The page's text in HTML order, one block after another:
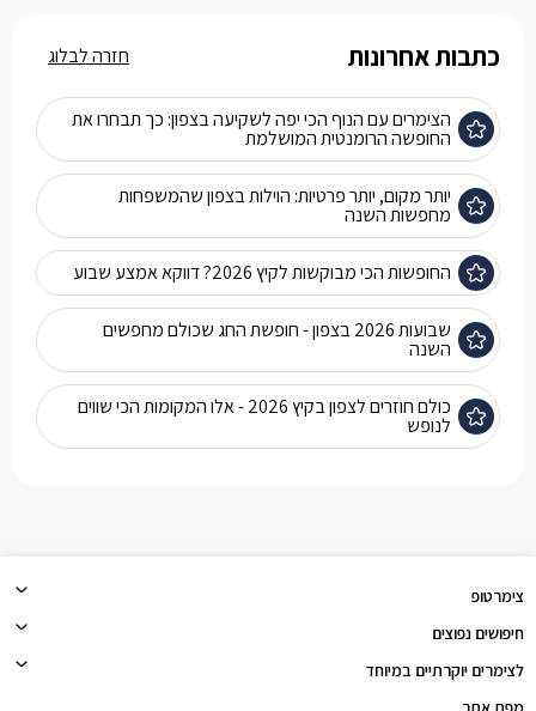
כתבות אחרונות
הצימרים עם הנוף הכי יפה לשקיעה בצפון: כך תבחרו את
החופשה הרומנטית המושלמת
יותר מקום, יותר פרטיות: הוילות בצפון שהמשפחות
מחפשות השנה
החופשות הכי מבוקשות לקיץ 2026? דווקא אמצע שבוע
שבועות 2026 בצפון - חופשת החג שכולם מחפשים
השנה
כולם חוזרים לצפון בקיץ 2026 - אלו המקומות הכי שווים
לנופש
חזרה לבלוג
צימרטופ
חיפושים נפוצים
לצימרים יוקרתיים במיוחד